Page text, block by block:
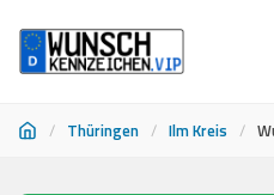
/ Thüringen / Ilm Kreis /